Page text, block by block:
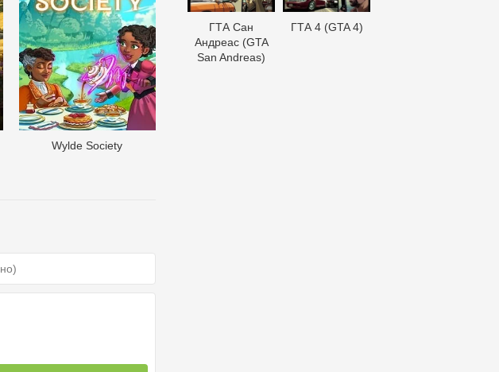
Wylde Society
ГТА Сан
Андреас (GTA
San Andreas)
ГТА 4 (GTA 4)